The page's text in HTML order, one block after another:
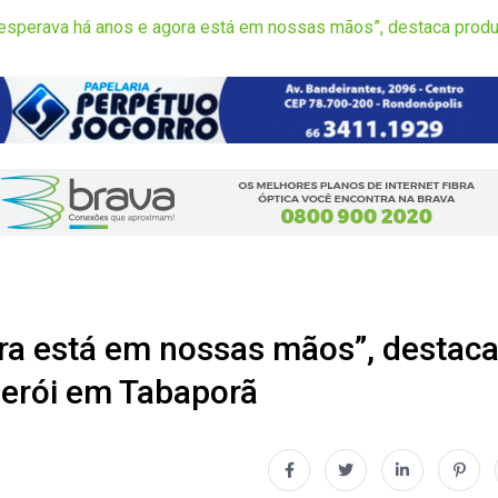
há anos e agora está em nossas mãos”, destaca
está em nossas mãos”, destaca
em Tabaporã